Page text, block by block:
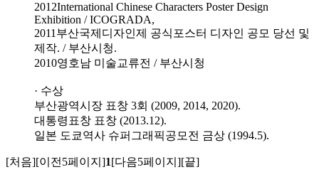
2012International Chinese Characters Poster Design
Exhibition / ICOGRADA,
2011부산국제디자인제 공식포스터 디자인 공모 당선 및
제작. / 부산시청.
2010영호남 미술교류전 / 부산시청
· 수상
부산광역시장 표창 3회 (2009, 2014, 2020).
대통령표창 표창 (2013.12).
일본 도쿄역사 슈퍼그래픽공모전 금상 (1994.5).
[처음][이전5페이지]1[다음5페이지][끝]